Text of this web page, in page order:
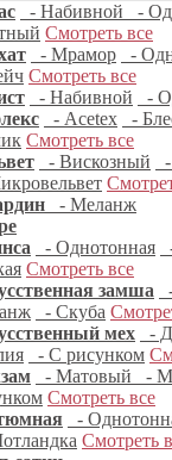
- Набивной -
Смотреть все
- Мрамор -
Смотреть все
- Набивной
-
- Acetex -
Смотреть все
- Вискозный
- Меланж
- Однотонная
Смотреть все
замша
- Скуба
мех
-
- С рисунком
- Матовый -
Смотреть все
-
Смотреть